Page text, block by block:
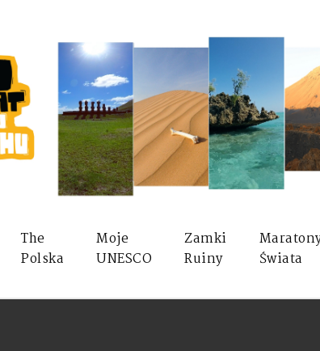
The
Polska
Moje
UNESCO
Zamki
Ruiny
Świata